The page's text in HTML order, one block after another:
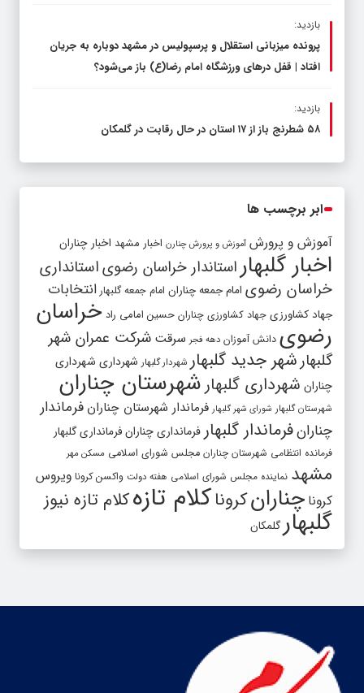
بازدید:
پرونده میزبانی استقلال و پرسپولیس در مشهد دوباره به جریان
افتاد | قفل در‌های ورزشگاه امام رضا(ع) باز می‌شود؟
بازدید:
۵۸ شطرنج‌ باز از ۱۷ استان در حال رقابت در گلمکان
ابر برچسب ها
آموزش و پرورش آموزش و پرورش چنارن اخبار مشهد اخبار چناران
اخبار گلبهار استاندار خراسان رضویاستانداری
خراسان رضوی امام جمعه چناران امام جمعه گلبهار انتخابات
جهاد کشاورزی جهاد کشاورزی چناران حسین امامی راد خراسان
رضوی دانش آموزان دهه فجر سرقت شرکت عمران شهر
گلبهارشهر جدید گلبهار شهردار گلبهار شهرداری شهرداری
چناران شهرداری گلبهار شهرستان چناران
شهرستان گلبهار شورای شهر گلبهار فرماندار شهرستان چناران فرماندار
چنارانفرماندار گلبهار فرمانداری چنارانفرمانداری گلبهار
فرمانده انتظامی شهرستان چناران مجلس شورای اسلامی مسکن مهر
مشهد نماینده مجلس شورای اسلامی هفته دولت واکسن کرونا ویروس
کرونا چنارانکروناکلام تازهکلام تازه نیوز
گلبهارگلمکان